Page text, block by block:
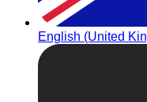
English (United